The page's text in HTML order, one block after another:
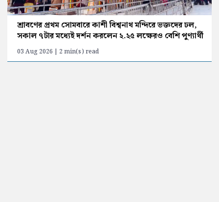
শ্রাবণের প্রথম সোমবারে কাশী বিশ্বনাথ মন্দিরে ভক্তদের ঢল,
সকাল ৭টার মধ্যেই দর্শন করলেন ২.২৫ লক্ষেরও বেশি পুণ্যার্থী
03 Aug 2026 | 2 min(s) read